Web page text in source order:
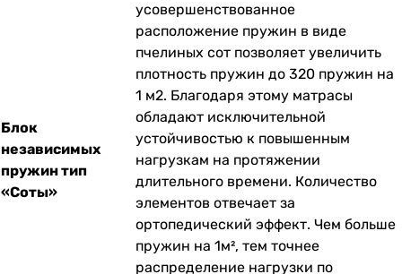
Блок
независимых
пружин тип
«Соты»
усовершенствованное
расположение пружин в виде
пчелиных сот позволяет увеличить
плотность пружин до 320 пружин на
1 м2. Благодаря этому матрасы
обладают исключительной
устойчивостью к повышенным
нагрузкам на протяжении
длительного времени. Количество
элементов отвечает за
ортопедический эффект. Чем больше
пружин на 1м², тем точнее
распределение нагрузки по